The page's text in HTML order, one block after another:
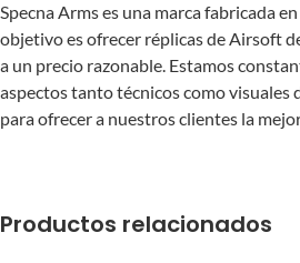
Specna Arms es una marca fabricada
objetivo es ofrecer réplicas de Airsoft
a un precio razonable. Estamos
aspectos tanto técnicos como visuales
para ofrecer a nuestros clientes la
Productos relacionados